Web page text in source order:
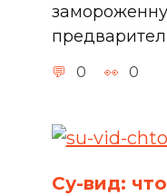
0 0
Су-вид: